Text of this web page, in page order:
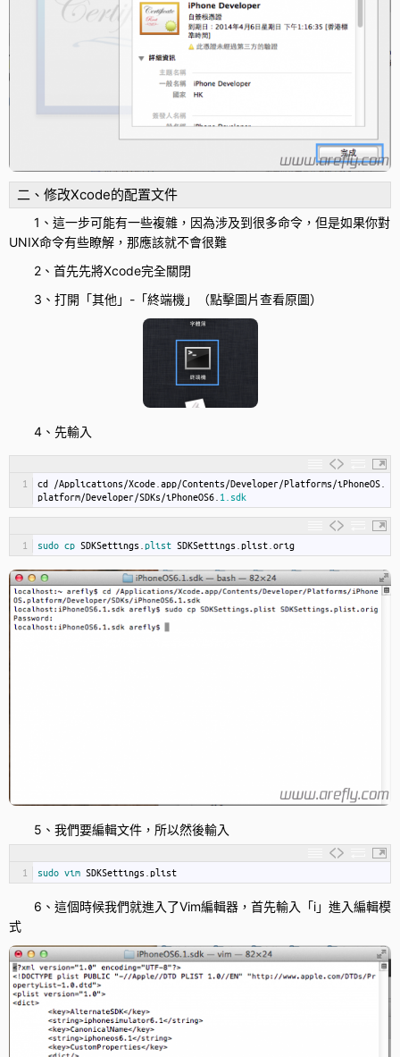
二、修改Xcode的配置文件
1、這一步可能有一些複雜，因為涉及到很多命令，但是如果你對
UNIX命令有些瞭解，那應該就不會很難
2、首先先將Xcode完全關閉
3、打開「其他」-「終端機」（點擊圖片查看原圖）
4、先輸入
1 cd /Applications/Xcode.app/Contents/Developer/Platforms/iPhoneOS.
platform/Developer/SDKs/iPhoneOS6. 1.sdk
1 sudo cp SDKSettings.plist SDKSettings.plist.orig
5、我們要編輯文件，所以然後輸入
1 sudo vim SDKSettings plist
6、這個時候我們就進入了Vim編輯器，首先輸入「i」進入編輯模
式